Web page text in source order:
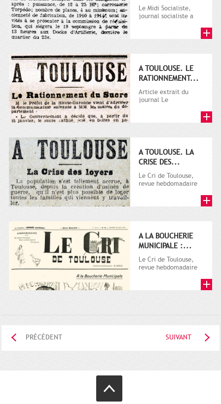
Le Midi Socialiste,
journal socialiste a
A TOULOUSE. LE
RATIONNEMENT...
Article extrait du
journal Le
A TOULOUSE. LA
CRISE DES...
Le Cri de Toulouse,
revue hebdomadaire
A LA BOUCHERIE
MUNICIPALE :...
Le Cri de Toulouse,
revue hebdomadaire
PRÉCÉDENT SUIVANT